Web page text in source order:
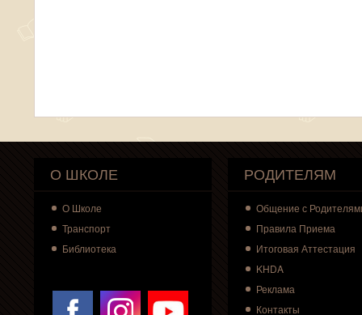
О ШКОЛЕ
О Школе
Транспорт
Библиотека
РОДИТЕЛЯМ
Общение с
Правила Приема
Итоговая Аттестация
KHDA
Реклама
Контакты